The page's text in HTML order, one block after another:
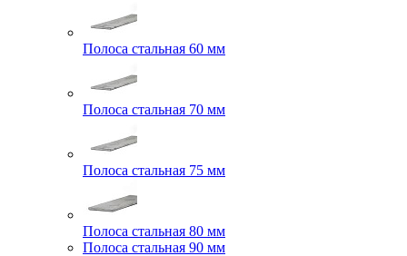
Полоса стальная 60 мм
Полоса стальная 70 мм
Полоса стальная 75 мм
Полоса стальная 80 мм
Полоса стальная 90 мм